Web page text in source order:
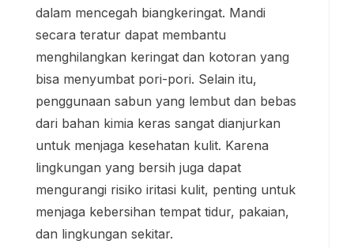
dalam mencegah biangkeringat. Mandi
secara teratur dapat membantu
menghilangkan keringat dan kotoran yang
bisa menyumbat pori-pori. Selain itu,
penggunaan sabun yang lembut dan bebas
dari bahan kimia keras sangat dianjurkan
untuk menjaga kesehatan kulit. Karena
lingkungan yang bersih juga dapat
mengurangi risiko iritasi kulit, penting untuk
menjaga kebersihan tempat tidur, pakaian,
dan lingkungan sekitar.